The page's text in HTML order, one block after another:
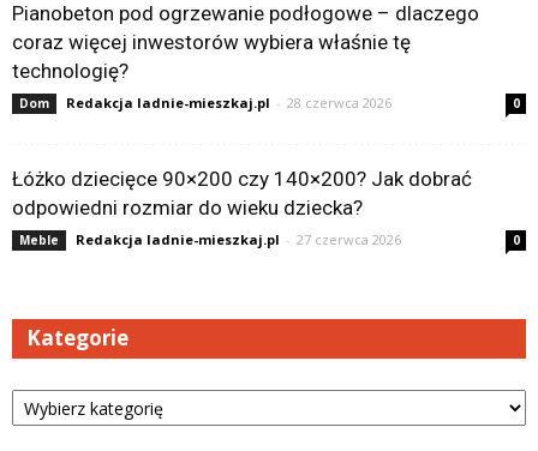
Pianobeton pod ogrzewanie podłogowe – dlaczego
coraz więcej inwestorów wybiera właśnie tę
technologię?
Dom Redakcja ladnie-mieszkaj.pl - 28 czerwca 2026 0
Łóżko dziecięce 90×200 czy 140×200? Jak dobrać
odpowiedni rozmiar do wieku dziecka?
Meble Redakcja ladnie-mieszkaj.pl - 27 czerwca 2026 0
Kategorie
Kategorie